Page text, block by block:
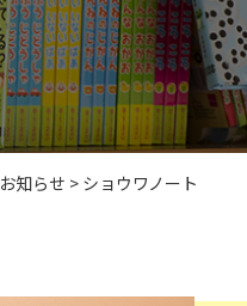
お知らせ > ショウワノート